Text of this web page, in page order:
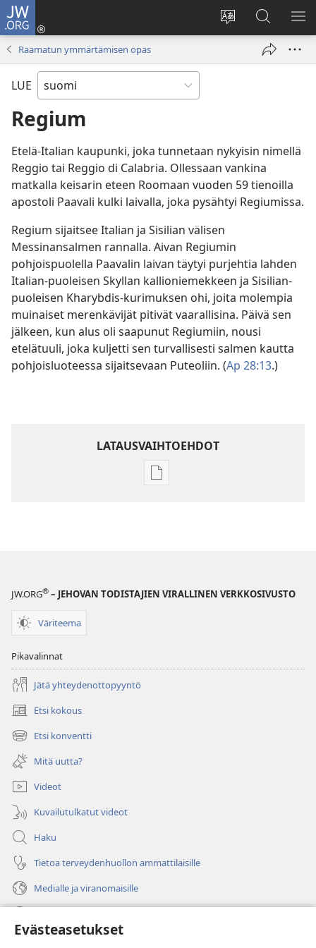
Evästeasetukset
JW.ORG
Vaihda
sivuston
Kirjaudu
(avaa
Hae
JW.ORG-
sivustolta
Raamatun ymmärtämisen opas
LUE
Regium
Etelä-Italian kaupunki, joka tunnetaan nykyisin nimellä
Reggio tai Reggio di Calabria. Ollessaan vankina
matkalla keisarin eteen Roomaan vuoden 59 tienoilla
apostoli Paavali kulki laivalla, joka pysähtyi Regiumissa.
Regium sijaitsee Italian ja Sisilian välisen
Messinansalmen rannalla. Aivan Regiumin
pohjoispuolella Paavalin laivan täytyi purjehtia lahden
Italian-puoleisen Skyllan kallioniemekkeen ja Sisilian-
puoleisen Kharybdis-kurimuksen ohi, joita molempia
muinaiset merenkävijät pitivät vaarallisina. Päivä sen
jälkeen, kun alus oli saapunut Regiumiin, nousi
etelätuuli, joka kuljetti sen turvallisesti salmen kautta
pohjoisluoteessa sijaitsevaan Puteoliin. (Ap 28:13.)
LATAUSVAIHTOEHDOT
Julkaisujen
JW.ORG® – JEHOVAN TODISTAJIEN VIRALLINEN VERKKOSIVUSTO
Väriteema
Pikavalinnat
Jätä yhteydenottopyyntö
Etsi kokous
(avaa
uuden
ikkunan)
Etsi konventti
(avaa
uuden
ikkunan)
Mitä uutta?
Videot
Kuvailutulkatut videot
Haku
Tietoa terveydenhuollon ammattilaisille
Medialle ja viranomaisille